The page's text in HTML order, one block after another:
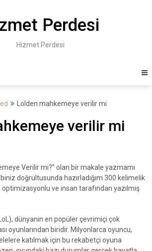
Perdesi
Hizmet Perdesi
Lolden mahkemeye verilir mi
verilir mi
Verilir mi?” olan bir makale yazmamı
doğrultusunda hazırladığım 300 kelimelik
ve insan tarafından yazılmış
dünyanın en popüler çevrimiçi çok
oyunlarından biridir. Milyonlarca oyuncu,
katılmak için bu rekabetçi oyuna